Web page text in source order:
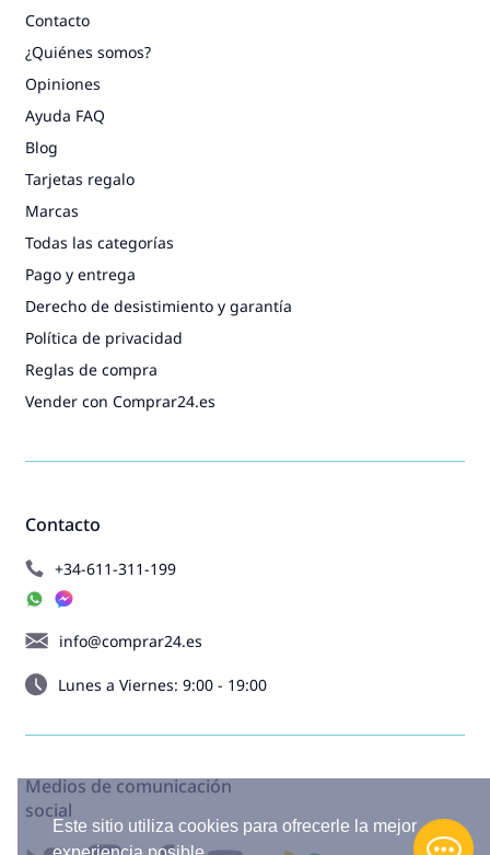
Este sitio utiliza cookies para ofrecerle la mejor
Contacto
+34-611-311-199
info@comprar24.es
Lunes a Viernes: 9:00 - 19:00
Contacto
¿Quiénes somos?
Opiniones
Ayuda FAQ
Blog
Tarjetas regalo
Marcas
Todas las categorías
Pago y entrega
Derecho de desistimiento y garantía
Política de privacidad
Reglas de compra
Vender con Comprar24.es
Medios de comunicación
social